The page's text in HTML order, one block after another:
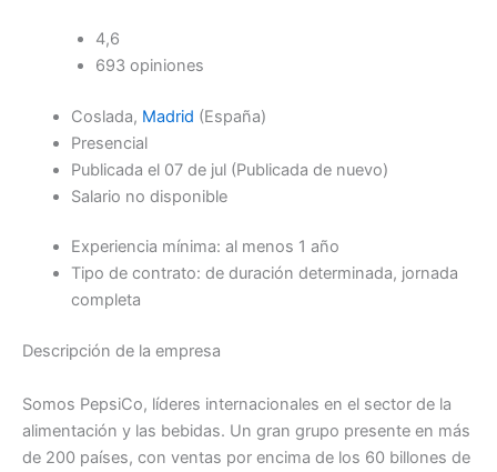
4,6
693 opiniones
Coslada, Madrid (España)
Presencial
Publicada el 07 de jul(Publicada de nuevo)
Salario no disponible
Experiencia mínima: al menos 1 año
Tipo de contrato: de duración determinada, jornada
completa
Descripción de la empresa
Somos PepsiCo, líderes internacionales en el sector de la
alimentación y las bebidas. Un gran grupo presente en más
de 200 países, con ventas por encima de los 60 billones de